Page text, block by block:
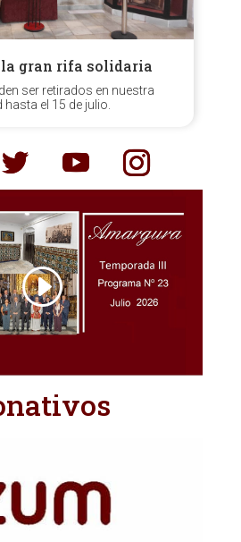
la gran rifa solidaria
ser retirados en nuestra
el 15 de julio.